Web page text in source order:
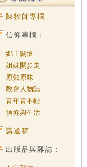
陳牧師專欄
信仰專欄：
鄉土關懷
姐妹開步走
原知原味
教會人物誌
青年青不輕
信仰與生活
講道稿
出版品與雜誌：